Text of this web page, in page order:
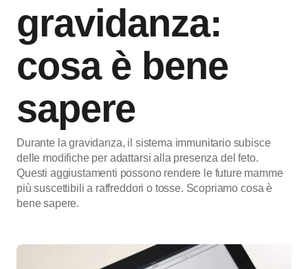
gravidanza:
cosa è bene
sapere
Durante la gravidanza, il sistema immunitario subisce
delle modifiche per adattarsi alla presenza del feto.
Questi aggiustamenti possono rendere le future mamme
più suscettibili a raffreddori o tosse. Scopriamo cosa è
bene sapere.